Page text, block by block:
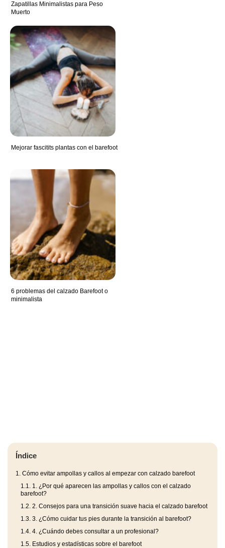
Zapatillas Minimalistas para Peso
Muerto
Mejorar fascitits plantas con el barefoot
6 problemas del calzado Barefoot o
minimalista
Índice
1. Cómo evitar ampollas y callos al empezar con calzado barefoot
1.1. 1. ¿Por qué aparecen las ampollas y callos con el calzado
barefoot?
1.2. 2. Consejos para una transición suave hacia el calzado barefoot
1.3. 3. ¿Cómo cuidar tus pies durante la transición al barefoot?
1.4. 4. ¿Cuándo debes consultar a un profesional?
1.5. Estudios y estadísticas sobre el barefoot